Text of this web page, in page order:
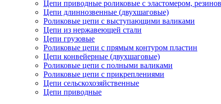
Цепи приводные роликовые с эластомером,
Цепи длиннозвенные (двухшаговые)
Роликовые цепи с выступающими валиками
Цепи из нержавеющей стали
Цепи грузовые
Роликовые цепи с прямым контуром пластин
Цепи конвейерные (двухшаговые)
Роликовые цепи с полными валиками
Роликовые цепи с прикреплениями
Цепи сельскохозяйственные
Цепи приводные